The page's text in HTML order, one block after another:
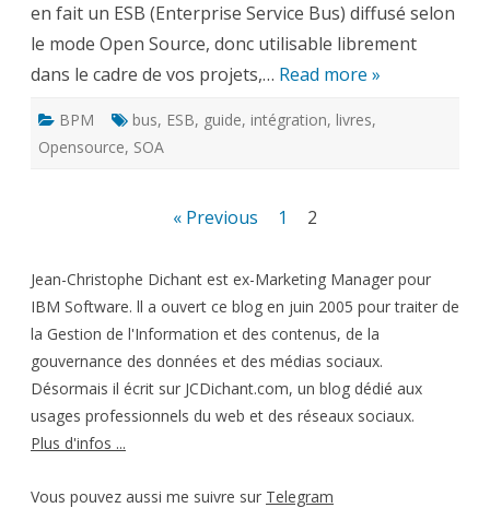
en fait un ESB (Enterprise Service Bus) diffusé selon
le mode Open Source, donc utilisable librement
dans le cadre de vos projets,… Read more »
BPM bus, ESB, guide, intégration, livres,
Opensource, SOA
publications
« Previous 1 2
Jean-Christophe Dichant est ex-Marketing Manager pour
IBM Software. ll a ouvert ce blog en juin 2005 pour traiter de
la Gestion de l'Information et des contenus, de la
gouvernance des données et des médias sociaux.
Désormais il écrit sur JCDichant.com, un blog dédié aux
usages professionnels du web et des réseaux sociaux.
Plus d'infos ...
Vous pouvez aussi me suivre sur Telegram